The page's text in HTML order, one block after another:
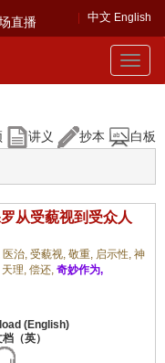
中文 English
直播
Toggle
讲义 抄本 白板
从受藐视到受众人
医治, 受藐视, 敬重, 启示性, 神
天理, 偿还, 奇妙作为,